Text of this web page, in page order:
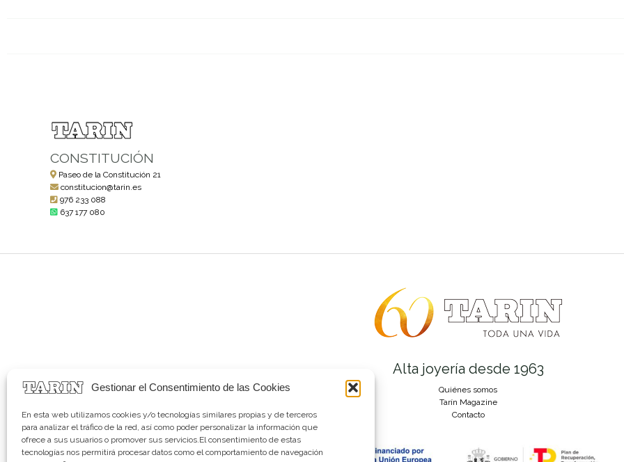
Gestionar el Consentimiento de las Cookies
En esta web utilizamos cookies y/o tecnologías similares propias y de terceros
para analizar el tráfico de la red, así como poder personalizar la información que
ofrece a sus usuarios o promover sus servicios.El consentimiento de estas
tecnologías nos permitirá procesar datos como el comportamiento de navegación
CONSTITUCIÓN
Paseo de la Constitución 21
constitucion@tarin.es
976 233 088
637 177 080
Alta joyería desde 1963
Quiénes somos
Tarín Magazine
Contacto